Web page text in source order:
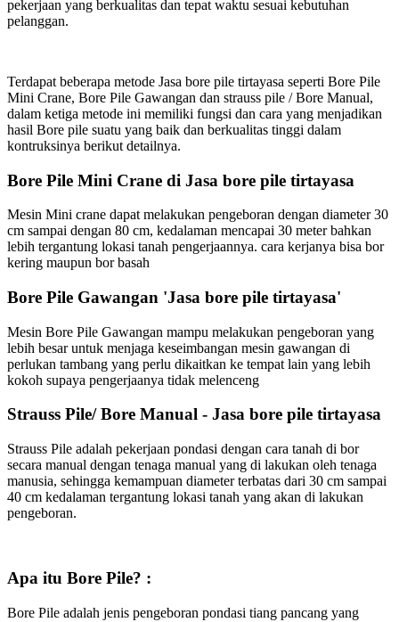
pekerjaan yang berkualitas dan tepat waktu sesuai kebutuhan
pelanggan.
Terdapat beberapa metode Jasa bore pile tirtayasa seperti Bore Pile
Mini Crane, Bore Pile Gawangan dan strauss pile / Bore Manual,
dalam ketiga metode ini memiliki fungsi dan cara yang menjadikan
hasil Bore pile suatu yang baik dan berkualitas tinggi dalam
kontruksinya berikut detailnya.
Bore Pile Mini Crane di Jasa bore pile tirtayasa
Mesin Mini crane dapat melakukan pengeboran dengan diameter 30
cm sampai dengan 80 cm, kedalaman mencapai 30 meter bahkan
lebih tergantung lokasi tanah pengerjaannya. cara kerjanya bisa bor
kering maupun bor basah
Bore Pile Gawangan 'Jasa bore pile tirtayasa'
Mesin Bore Pile Gawangan mampu melakukan pengeboran yang
lebih besar untuk menjaga keseimbangan mesin gawangan di
perlukan tambang yang perlu dikaitkan ke tempat lain yang lebih
kokoh supaya pengerjaanya tidak melenceng
Strauss Pile/ Bore Manual - Jasa bore pile tirtayasa
Strauss Pile adalah pekerjaan pondasi dengan cara tanah di bor
secara manual dengan tenaga manual yang di lakukan oleh tenaga
manusia, sehingga kemampuan diameter terbatas dari 30 cm sampai
40 cm kedalaman tergantung lokasi tanah yang akan di lakukan
pengeboran.
Apa itu Bore Pile? :
Bore Pile adalah jenis pengeboran pondasi tiang pancang yang